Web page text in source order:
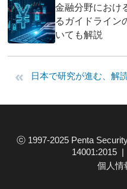
金融分野におけ
るガイドライン
いても解説
«
ⓒ 1997-2025 Penta
14001:2015 |
個人情